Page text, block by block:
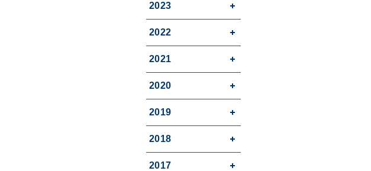
2023
2022
2021
2020
2019
2018
2017